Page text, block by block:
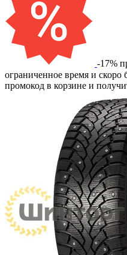
-17%
ограниченное время и
промокод в корзине и